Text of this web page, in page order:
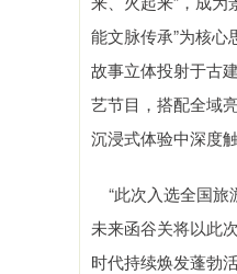
能文脉传承”为核
故事立体投射于古
艺节目，搭配全域
沉浸式体验中深度
“此次入选全国旅
未来函谷关将以此
时代持续焕发蓬勃